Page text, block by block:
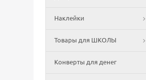
Наклейки
Товары для ШКОЛЫ
Конверты для денег